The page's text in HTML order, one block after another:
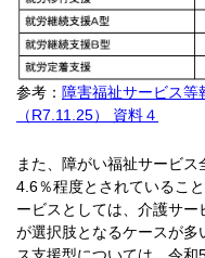
参考： 障害福祉サービス等
（R7.11.25） 資料４
また、障がい福祉サービ
4.6％程度とされているこ
ービスとしては、介護サ
が選択肢となるケースが